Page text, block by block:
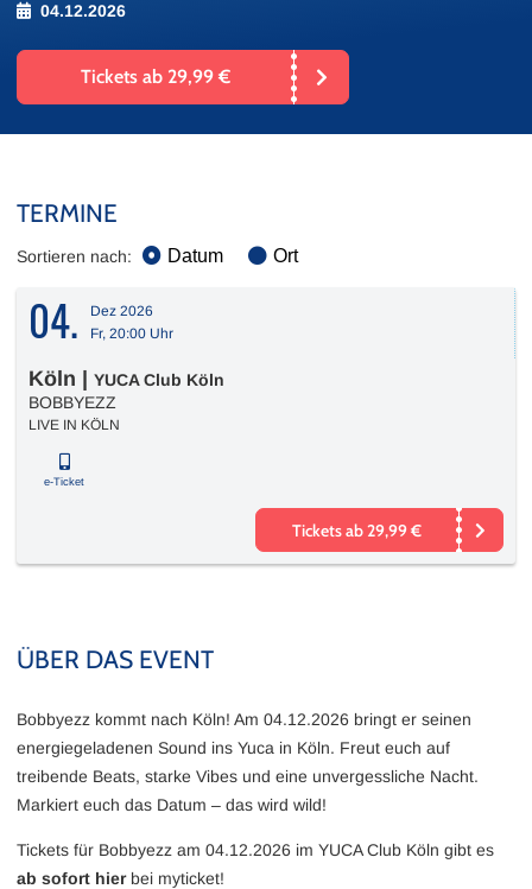
04.12.2026
Tickets ab 29,99 €
TERMINE
Sortieren nach: Datum Ort
04.
Dez 2026
Fr, 20:00 Uhr
Köln
YUCA Club Köln
BOBBYEZZ
LIVE IN KÖLN
e-Ticket
Tickets ab 29,99 €
ÜBER DAS EVENT
Bobbyezz kommt nach Köln! Am 04.12.2026 bringt er seinen
energiegeladenen Sound ins Yuca in Köln. Freut euch auf
treibende Beats, starke Vibes und eine unvergessliche Nacht.
Markiert euch das Datum – das wird wild!
Tickets für Bobbyezz am 04.12.2026 im YUCA Club Köln gibt es
ab sofort hier bei myticket!